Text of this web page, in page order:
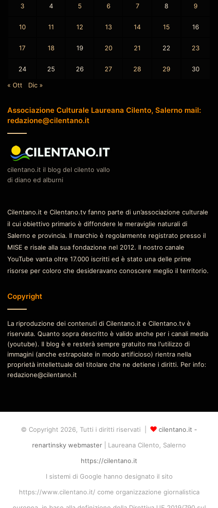
3 4 5 6 7 8 9
10 11 12 13 14 15 16
17 18 19 20 21 22 23
24 25 26 27 28 29 30
« Ott Dic »
Associazione Culturale Laureana Cilento, Salerno mail:
redazione@cilentano.it
cilentano.it il blog del cilento vallo
di diano ed alburni
Cilentano.it e Cilentano.tv fanno parte di un’associazione culturale
il cui obiettivo primario è diffondere le meraviglie naturali di
Salerno e provincia. Il marchio è regolarmente registrato presso il
MISE e risale alla sua fondazione nel 2012. Il nostro canale
YouTube vanta oltre 17.000 iscritti ed è stato una delle prime
risorse per coloro che desideravano conoscere meglio il territorio.
Copyright
La riproduzione dei contenuti di Cilentano.it e Cilentano.tv è
riservata. Quanto sopra descritto è valido anche per i canali media
(youtube). Il blog è e resterà sempre gratuito ma l'utilizzo di
immagini (anche estrapolate in modo artificioso) rientra nella
proprietà intellettuale del titolare che ne detiene i diritti. Per info:
redazione@cilentano.it
© Copyright 2026, Tutti i diritti riservati |
cilentano.it -
renartinsky webmaster | Laureana Cilento, Salerno
https://cilentano.it
I sistemi di Google hanno designato il sito
https://www.cilentano.it/ come organizzazione giornalistica